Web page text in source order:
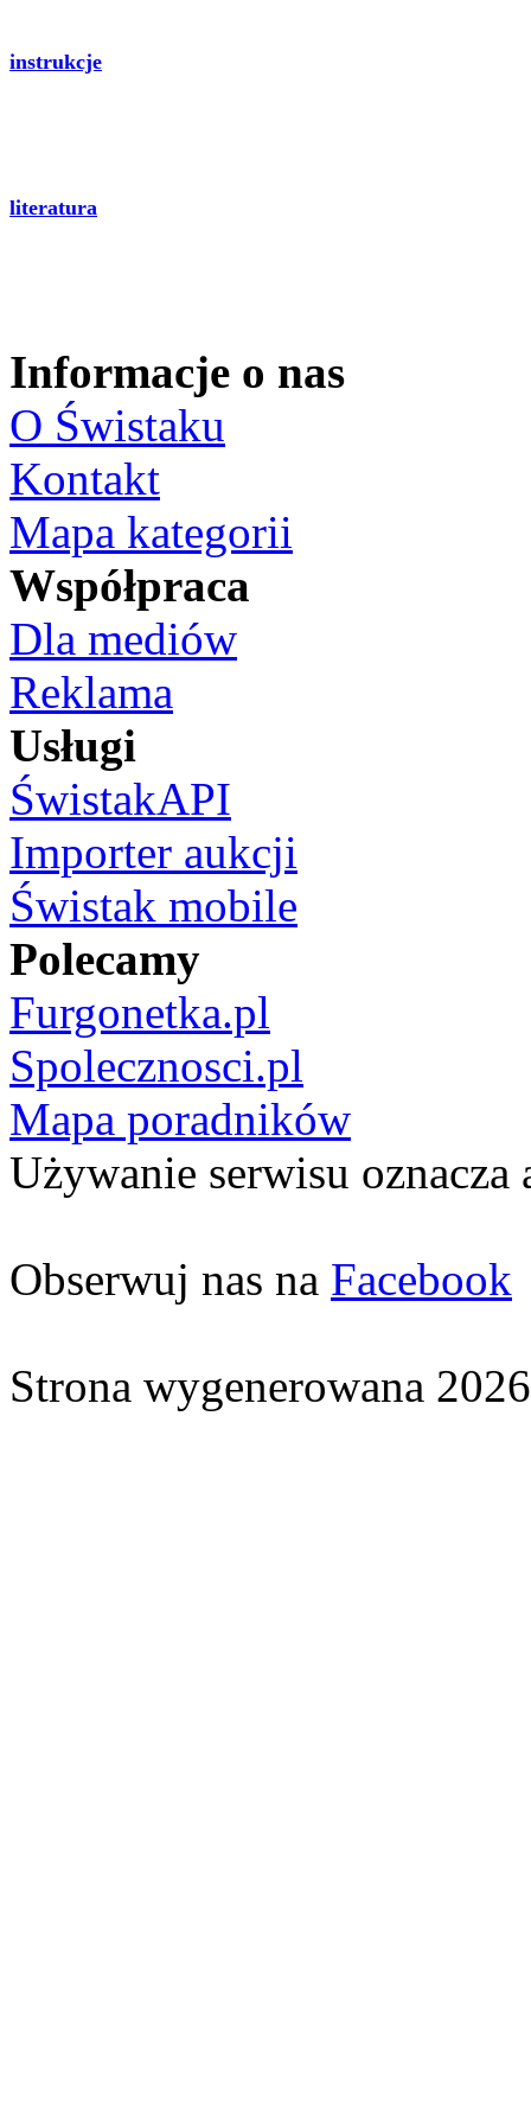
instrukcje
literatura
Informacje o nas
O Świstaku
Kontakt
Mapa kategorii
Współpraca
Dla mediów
Reklama
Usługi
ŚwistakAPI
Importer aukcji
Świstak mobile
Polecamy
Furgonetka.pl
Spolecznosci.pl
Mapa poradników
Używanie serwisu oznacza
Obserwuj nas na Facebook
Strona wygenerowana